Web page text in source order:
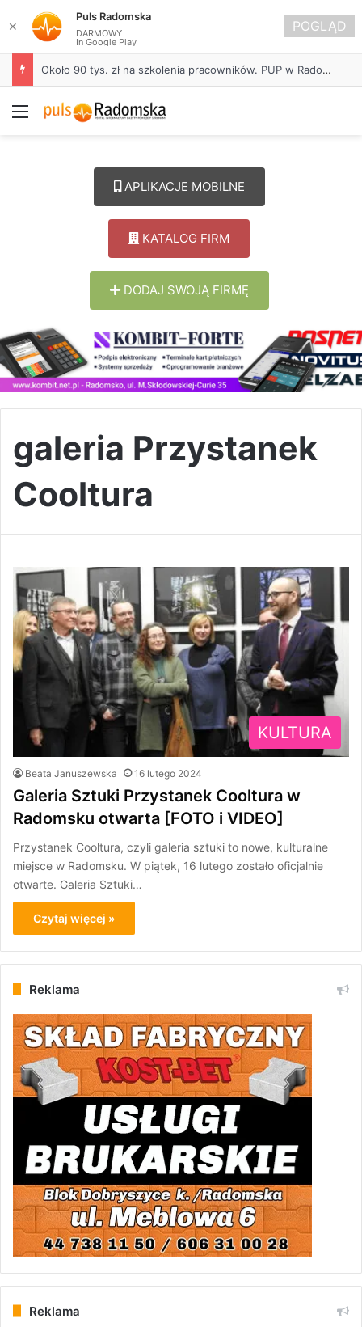
Około 90 tys. zł na szkolenia pracowników. PUP w Radomsku ogłasza nabór wniosków
Menu
APLIKACJE MOBILNE
KATALOG FIRM
DODAJ SWOJĄ FIRMĘ
galeria Przystanek
Cooltura
KULTURA
Beata Januszewska 16 lutego 2024
Galeria Sztuki Przystanek Cooltura w
Radomsku otwarta [FOTO i VIDEO]
Przystanek Cooltura, czyli galeria sztuki to nowe, kulturalne
miejsce w Radomsku. W piątek, 16 lutego zostało oficjalnie
otwarte. Galeria Sztuki…
Czytaj więcej »
Reklama
Reklama
✕
Puls Radomska
DARMOWY
In Google Play
POGLĄD